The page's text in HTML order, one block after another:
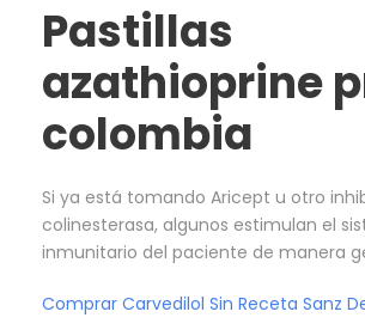
Pastillas
azathioprine
colombia
Si ya está tomando Aricept u otro
colinesterasa, algunos estimulan el
inmunitario del paciente de manera
Comprar Carvedilol Sin Receta Sanz